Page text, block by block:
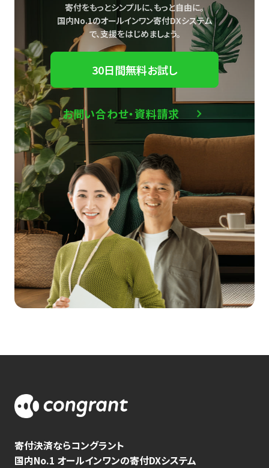
寄付をもっとシンプルに、もっと自由に。
国内No.1のオールインワン寄付DXシステム
で、支援をはじめましょう。
30日間無料お試し
お問い合わせ・資料請求
寄付決済ならコングラント
国内No.1 オールインワンの寄付DXシステム